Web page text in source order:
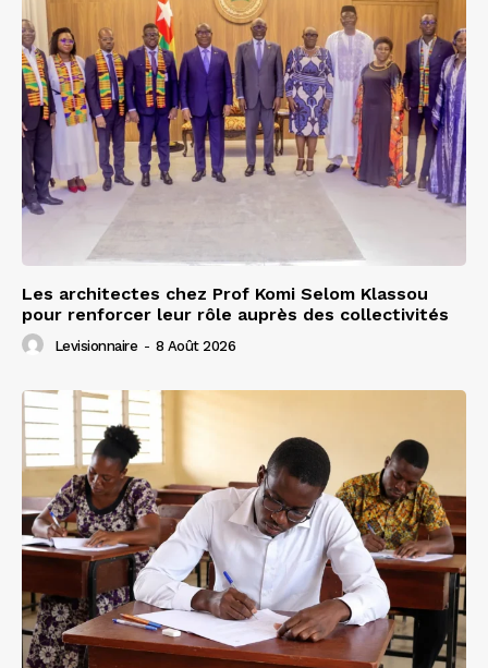
Les architectes chez Prof Komi Selom Klassou
pour renforcer leur rôle auprès des collectivités
Levisionnaire - 8 Août 2026